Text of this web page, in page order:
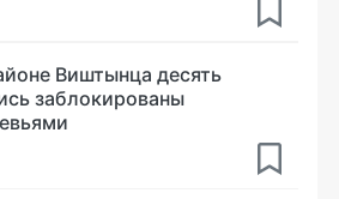
Виштынца десять
заблокированы